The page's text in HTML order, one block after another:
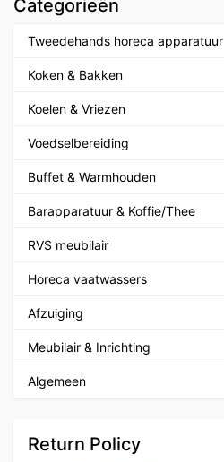
Categorieën
Tweedehands horeca apparatuur
Koken & Bakken
Koelen & Vriezen
Voedselbereiding
Buffet & Warmhouden
Barapparatuur & Koffie/Thee
RVS meubilair
Horeca vaatwassers
Afzuiging
Meubilair & Inrichting
Algemeen
Return Policy